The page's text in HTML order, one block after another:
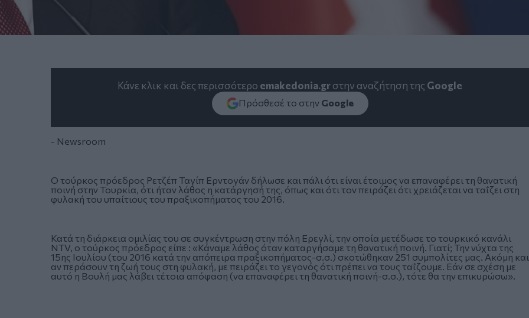
Κάνε κλικ και δες περισσότερο emakedonia.grστην αναζήτηση της Google
Πρόσθεσέ το στην Google
- Newsroom
Ο τούρκος πρόεδρος Ρετζέπ Ταγίπ Ερντογάν δήλωσε και πάλι ότι είναι έτοιμος να επαναφέρει τη θανατική
ποινή στην Τουρκία, ότι ήταν λάθος η κατάργησή της, όπως και ότι τον πειράζει ότι χρειάζεται να ταΐζει στη
φυλακή του υπαίτιους του πραξικοπήματος του 2016.
Κατά τη διάρκεια ομιλίας του σε συγκέντρωση στην πόλη Ερεγλί, την οποία μετέδωσε το τουρκικό κανάλι
NTV, ο τούρκος πρόεδρος είπε : «Κάναμε λάθος όταν καταργήσαμε τη θανατική ποινή. Γιατί; Την νύχτα της
15ης Ιουλίου (του 2016 κατά την απόπειρα πραξικοπήματος-σ.σ.) σκοτώθηκαν 251 συμπολίτες μας. Ακόμη και
αν περάσουν τη ζωή τους στη φυλακή, με πειράζει το γεγονός ότι πρέπει να τους ταΐζουμε. Εάν σε σχέση με
αυτό η Βουλή μας λάβει τέτοια απόφαση (να επαναφέρει τη θανατική ποινή-σ.σ.), τότε θα την επικυρώσω».